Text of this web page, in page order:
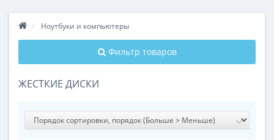
Ноутбуки и компьютеры
Фильтр товаров
ЖЕСТКИЕ ДИСКИ